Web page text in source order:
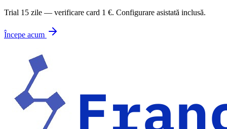
Trial 15 zile — verificare card 1 €. Configurare asistată inclusă.
Începe acum